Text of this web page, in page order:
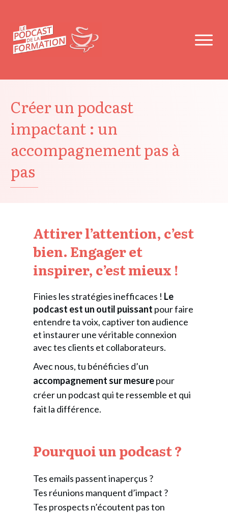
Créer un podcast
impactant : un
accompagnement pas à
pas
Attirer l’attention, c’est
bien. Engager et
inspirer, c’est mieux !
Finies les stratégies inefficaces ! Le
podcast est un outil puissant pour faire
entendre ta voix, captiver ton audience
et instaurer une véritable connexion
avec tes clients et collaborateurs.
Avec nous, tu bénéficies d’un
accompagnement sur mesurepour
créer un podcast qui te ressemble et qui
fait la différence.
Pourquoi un podcast ?
Tes emails passent inaperçus ?
Tes réunions manquent d’impact ?
Tes prospects n’écoutent pas ton